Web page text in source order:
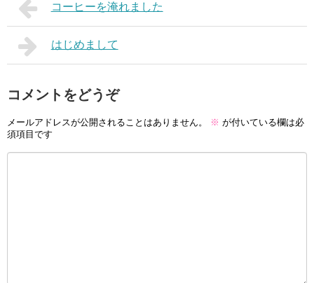
コーヒーを淹れました
はじめまして
コメントをどうぞ
メールアドレスが公開されることはありません。 ※ が付いている欄は必
須項目です